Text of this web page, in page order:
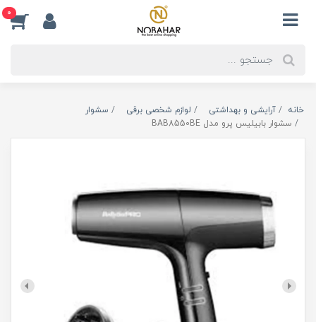
0
خانه آرایشی و بهداشتی لوازم شخصی برقی
سشوار
سشوار بابیلیس پرو مدل BAB8550BE